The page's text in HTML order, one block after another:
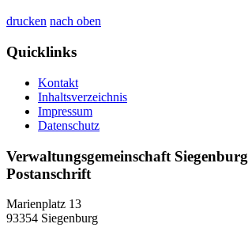
drucken nach oben
Quicklinks
Kontakt
Inhaltsverzeichnis
Impressum
Datenschutz
Verwaltungsgemeinschaft Siegenburg
Postanschrift
Marienplatz 13
93354 Siegenburg